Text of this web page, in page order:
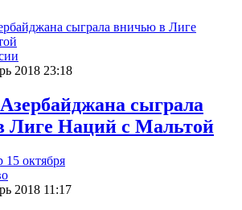
2018 23:18
сыграла
Лиге Наций с Мальтой
2018 11:17